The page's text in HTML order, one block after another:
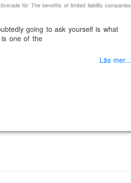
för The benefits of limited liability companies
going to ask yourself is what
one of the
Läs mer...